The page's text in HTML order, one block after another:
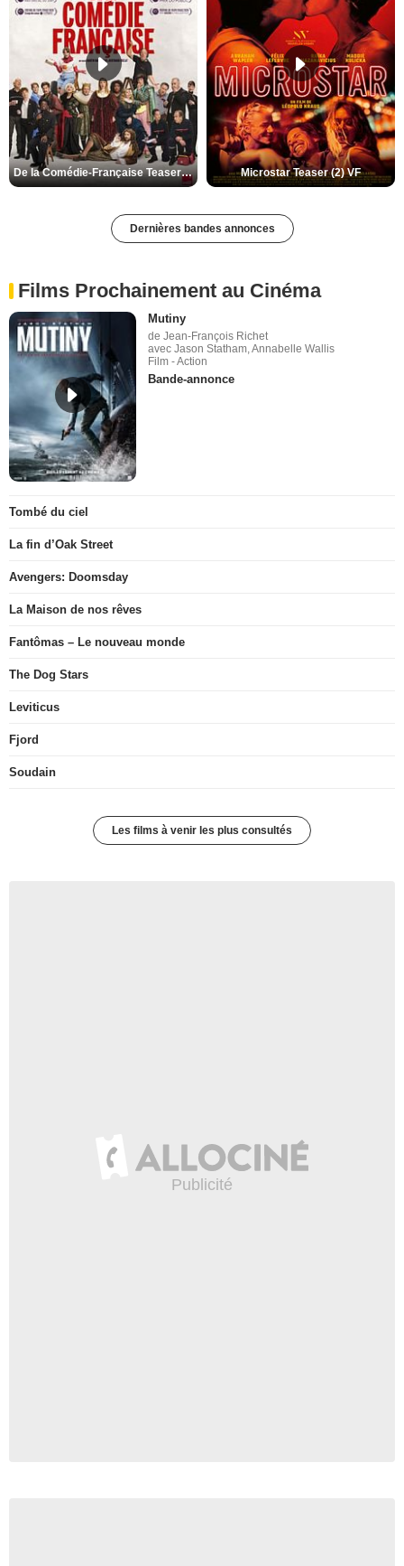
De la Comédie-Française Teaser (3) VF Microstar Teaser (2) VF
Dernières bandes annonces
Films Prochainement au Cinéma
Mutiny
de Jean-François Richet
avec Jason Statham, Annabelle Wallis
Film - Action
Bande-annonce
Tombé du ciel
La fin d’Oak Street
Avengers: Doomsday
La Maison de nos rêves
Fantômas – Le nouveau monde
The Dog Stars
Leviticus
Fjord
Soudain
Les films à venir les plus consultés